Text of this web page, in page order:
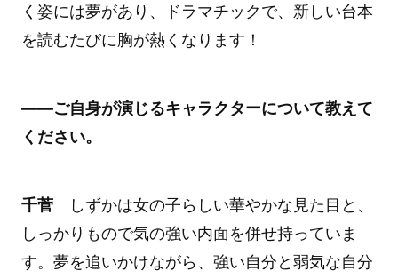
く姿には夢があり、ドラマチックで、新しい台本
を読むたびに胸が熱くなります！
――ご自身が演じるキャラクターについて教えて
ください。
千菅しずかは女の子らしい華やかな見た目と、
しっかりもので気の強い内面を併せ持っていま
す。夢を追いかけながら、強い自分と弱気な自分